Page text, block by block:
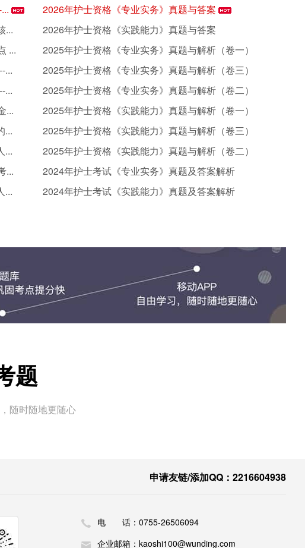
...
...
...
...
...
...
...
...
...
2026年护士资格《专业实务》真题与答案
2026年护士资格《实践能力》真题与答案
2025年护士资格《专业实务》真题与解析（卷一）
2025年护士资格《专业实务》真题与解析（卷三）
2025年护士资格《专业实务》真题与解析（卷二）
2025年护士资格《实践能力》真题与解析（卷一）
2025年护士资格《实践能力》真题与解析（卷三）
2025年护士资格《实践能力》真题与解析（卷二）
2024年护士考试《专业实务》真题及答案解析
2024年护士考试《实践能力》真题及答案解析
题
随时随地更随心
申请友链/添加QQ：2216604938
电 话：0755-26506094
企业邮箱：kaoshi100@wunding.com